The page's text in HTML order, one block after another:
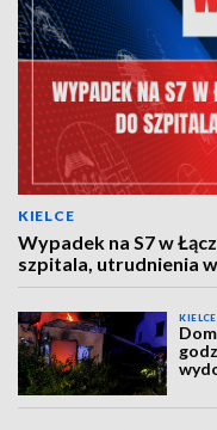
KIELCE
Wypadek na S7 w
szpitala, utrudnienia
KIELCE